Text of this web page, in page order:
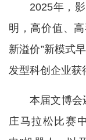
2025年，
明，高价值、
新溢价”新模式
发型科创企业获
本届文博会
庄马拉松比赛